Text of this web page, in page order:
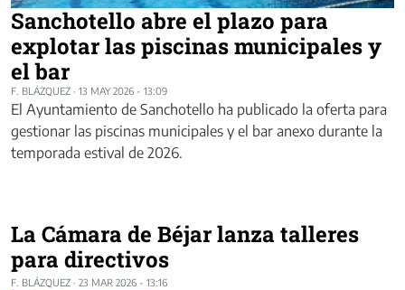
Sanchotello abre el plazo para
explotar las piscinas municipales y
el bar
F. BLÁZQUEZ · 13 MAY 2026 - 13:09
El Ayuntamiento de Sanchotello ha publicado la oferta para
gestionar las piscinas municipales y el bar anexo durante la
temporada estival de 2026.
La Cámara de Béjar lanza talleres
para directivos
F. BLÁZQUEZ · 23 MAR 2026 - 13:16